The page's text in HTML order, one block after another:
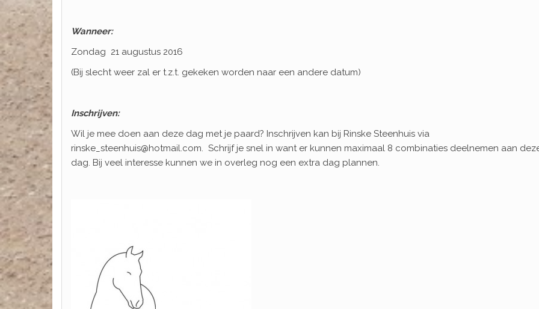
Wanneer:
Zondag 21 augustus 2016
(Bij slecht weer zal er t.z.t. gekeken worden naar een andere datum)
Inschrijven:
Wil je mee doen aan deze dag met je paard? Inschrijven kan bij Rinske Steenhuis via
rinske_steenhuis@hotmail.com. Schrijf je snel in want er kunnen maximaal 8 combinaties deelnemen aan
dag. Bij veel interesse kunnen we in overleg nog een extra dag plannen.